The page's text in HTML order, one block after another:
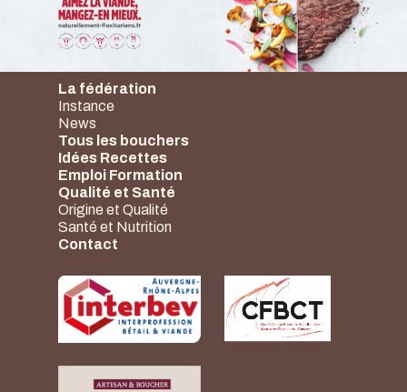
La fédération
Instance
News
Tous les bouchers
Idées Recettes
Emploi Formation
Qualité et Santé
Origine et Qualité
Santé et Nutrition
Contact